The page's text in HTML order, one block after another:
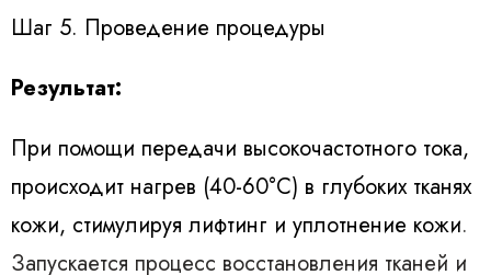
Шаг 5. Проведение процедуры
Результат:
При помощи передачи высокочастотного тока,
происходит нагрев (40-60°C) в глубоких тканях
кожи, стимулируя лифтинг и уплотнение кожи.
Запускается процесс восстановления тканей и